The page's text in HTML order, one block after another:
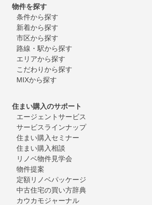
物件を探す
条件から探す
新着から探す
市区から探す
路線・駅から探す
エリアから探す
こだわりから探す
MIXから探す
住まい購入のサポート
エージェントサービス
サービスラインナップ
住まい購入セミナー
住まい購入相談
リノベ物件見学会
物件提案
定額リノベパッケージ
中古住宅の買い方辞典
カウカモジャーナル